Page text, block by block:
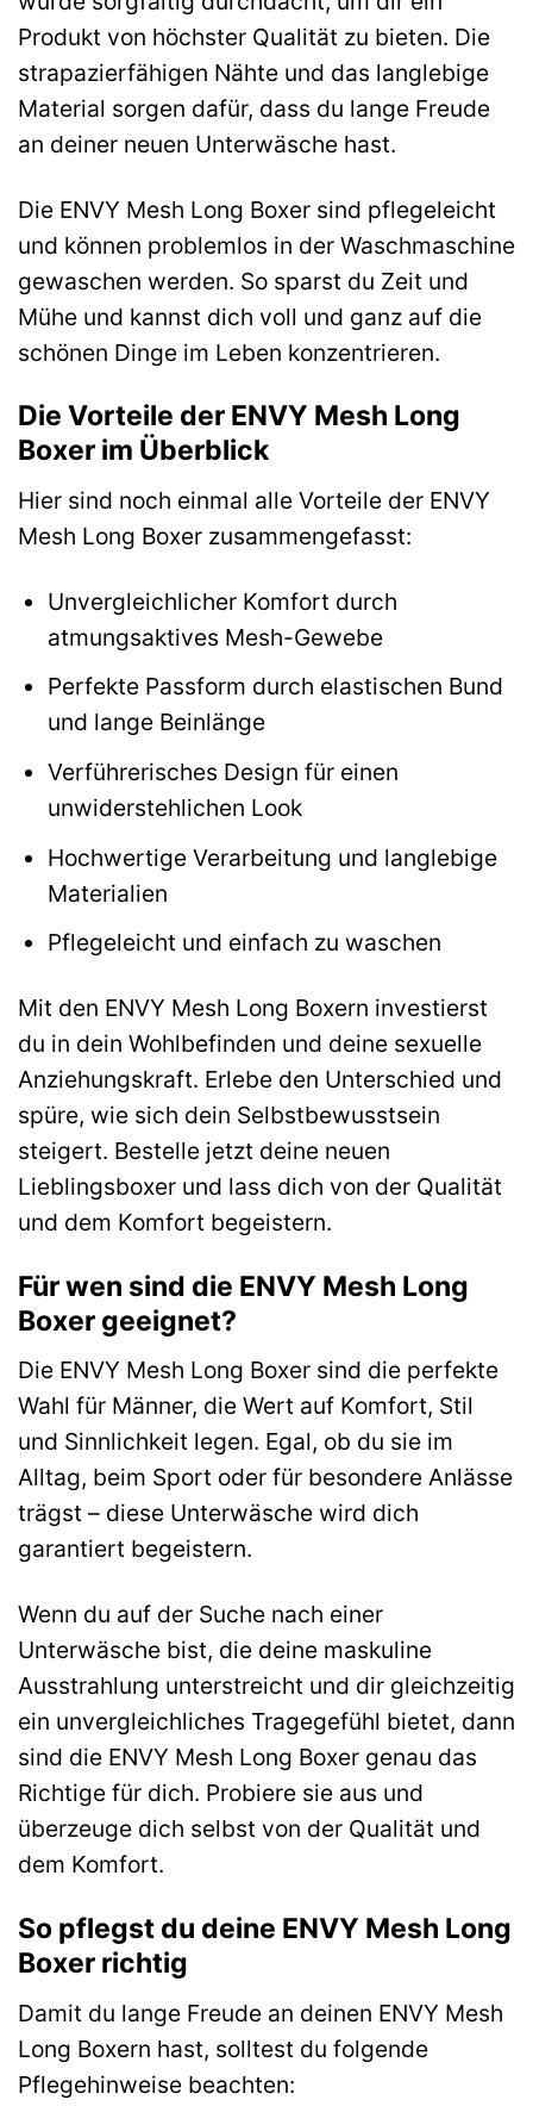
Produkt von höchster Qualität zu bieten. Die
strapazierfähigen Nähte und das langlebige
Material sorgen dafür, dass du lange Freude
an deiner neuen Unterwäsche hast.
Die ENVY Mesh Long Boxer sind pflegeleicht
und können problemlos in der Waschmaschine
gewaschen werden. So sparst du Zeit und
Mühe und kannst dich voll und ganz auf die
schönen Dinge im Leben konzentrieren.
Die Vorteile der ENVY Mesh Long
Boxer im Überblick
Hier sind noch einmal alle Vorteile der ENVY
Mesh Long Boxer zusammengefasst:
Unvergleichlicher Komfort durch
atmungsaktives Mesh-Gewebe
Perfekte Passform durch elastischen Bund
und lange Beinlänge
Verführerisches Design für einen
unwiderstehlichen Look
Hochwertige Verarbeitung und langlebige
Materialien
Pflegeleicht und einfach zu waschen
Mit den ENVY Mesh Long Boxern investierst
du in dein Wohlbefinden und deine sexuelle
Anziehungskraft. Erlebe den Unterschied und
spüre, wie sich dein Selbstbewusstsein
steigert. Bestelle jetzt deine neuen
Lieblingsboxer und lass dich von der Qualität
und dem Komfort begeistern.
Für wen sind die ENVY Mesh Long
Boxer geeignet?
Die ENVY Mesh Long Boxer sind die perfekte
Wahl für Männer, die Wert auf Komfort, Stil
und Sinnlichkeit legen. Egal, ob du sie im
Alltag, beim Sport oder für besondere Anlässe
trägst – diese Unterwäsche wird dich
garantiert begeistern.
Wenn du auf der Suche nach einer
Unterwäsche bist, die deine maskuline
Ausstrahlung unterstreicht und dir gleichzeitig
ein unvergleichliches Tragegefühl bietet, dann
sind die ENVY Mesh Long Boxer genau das
Richtige für dich. Probiere sie aus und
überzeuge dich selbst von der Qualität und
dem Komfort.
So pflegst du deine ENVY Mesh Long
Boxer richtig
Damit du lange Freude an deinen ENVY Mesh
Long Boxern hast, solltest du folgende
Pflegehinweise beachten: